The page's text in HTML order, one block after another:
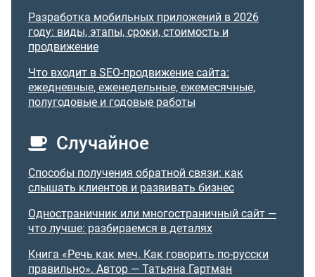
Разработка мобильных приложений в 2026
году: виды, этапы, сроки, стоимость и
продвижение
Что входит в SEO-продвижение сайта:
ежедневные, еженедельные, ежемесячные,
полугодовые и годовые работы
Случайное
Способы получения обратной связи: как
слышать клиентов и развивать бизнес
Одностраничник или многостраничный сайт —
что лучше: разбираемся в деталях
Книга «Речь как меч. Как говорить по-русски
правильно». Автор — Татьяна Гартман